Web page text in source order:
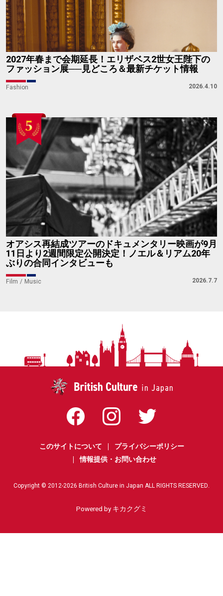
2027年春まで会期延長！エリザベス2世女王陛下の
ファッション展──見どころ＆最新チケット情報
Fashion 2026.4.10
オアシス再結成ツアーのドキュメンタリー映画が9月
11日より2週間限定公開決定！ノエル＆リアム20年
ぶりの合同インタビューも
Film Music 2026.7.7
このサイトについて
プライバシーポリシー
情報提供・お問い合わせ
Copyright © 2012-2026 British Culture in Japan ALL RIGHTS RESERVED.
Powered by キカクグミ